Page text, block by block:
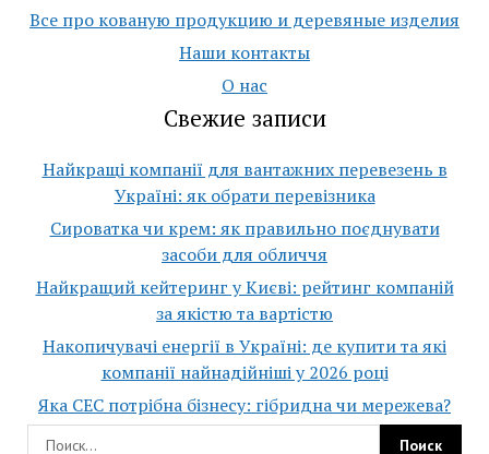
Все про кованую продукцию и деревяные изделия
Наши контакты
О нас
Свежие записи
Найкращі компанії для вантажних перевезень в
Україні: як обрати перевізника
Сироватка чи крем: як правильно поєднувати
засоби для обличчя
Найкращий кейтеринг у Києві: рейтинг компаній
за якістю та вартістю
Накопичувачі енергії в Україні: де купити та які
компанії найнадійніші у 2026 році
Яка СЕС потрібна бізнесу: гібридна чи мережева?